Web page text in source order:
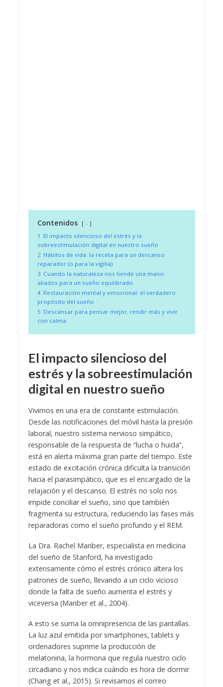
Contenidos
-
1 El impacto silencioso del estrés y la
sobreestimulación digital en nuestro sueño
2 Hábitos de vida: la receta para un descanso
reparador (o para la vigilia)
3 Cuando la naturaleza nos tiende una mano:
aliados para un sueño equilibrado
4 Restauración mental y emocional: el verdadero
propósito del sueño
5 Descansar para pensar mejor, rendir más y vivir
con calma
El impacto silencioso del
estrés y la sobreestimulación
digital en nuestro sueño
Vivimos en una era de constante estimulación.
Desde las notificaciones del móvil hasta la presión
laboral, nuestro sistema nervioso simpático,
responsable de la respuesta de “lucha o huida”,
está en alerta máxima gran parte del tiempo. Este
estado de excitación crónica dificulta la transición
hacia el parasimpático, que es el encargado de la
relajación y el descanso. El estrés no solo nos
impide conciliar el sueño, sino que también
fragmenta su estructura, reduciendo las fases más
reparadoras como el sueño profundo y el REM.
La Dra. Rachel Manber, especialista en medicina
del sueño de Stanford, ha investigado
extensamente cómo el estrés crónico altera los
patrones de sueño, llevando a un ciclo vicioso
donde la falta de sueño aumenta el estrés y
viceversa (Manber et al., 2004).
A esto se suma la omnipresencia de las pantallas.
La luz azul emitida por smartphones, tablets y
ordenadores suprime la producción de
melatonina, la hormona que regula nuestro ciclo
circadiano y nos indica cuándo es hora de dormir
(Chang et al., 2015). Si revisamos el correo